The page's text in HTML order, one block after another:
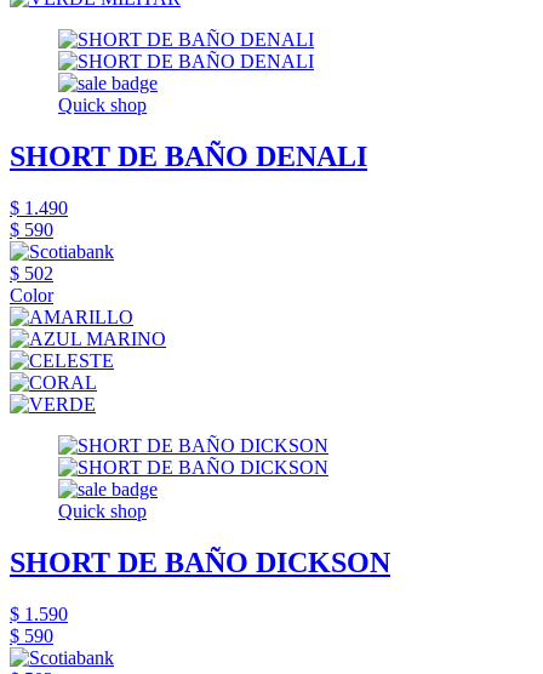
Quick shop
SHORT DE BAÑO DENALI
$ 1.490
$ 590
$ 502
Color
Quick shop
SHORT DE BAÑO DICKSON
$ 1.590
$ 590